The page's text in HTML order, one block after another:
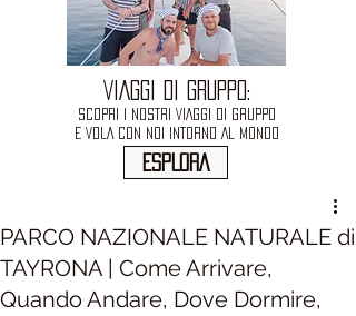
VIAGGI DI GRUPPO:
SCOPRI I NOSTRI VIAGGI DI GRUPPO
E VOLA CON NOI INTORNO AL MONDO
ESPLORA
PARCO NAZIONALE NATURALE di
TAYRONA | Come Arrivare,
Quando Andare, Dove Dormire,